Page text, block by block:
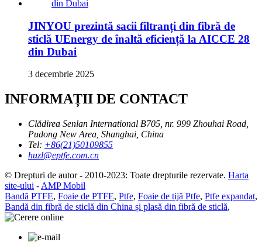
JINYOU prezintă sacii filtranți din fibră de
sticlă UEnergy de înaltă eficiență la AICCE 28
din Dubai
3 decembrie 2025
INFORMAȚII DE CONTACT
Clădirea Senlan International B705, nr. 999 Zhouhai Road,
Pudong New Area, Shanghai, China
Tel: +86(21)50109855
huzl@eptfe.com.cn
© Drepturi de autor - 2010-2023: Toate drepturile rezervate. Harta
site-ului - AMP Mobil
Bandă PTFE, Foaie de PTFE, Ptfe, Foaie de tijă Ptfe, Ptfe expandat,
Bandă din fibră de sticlă din China și plasă din fibră de sticlă,